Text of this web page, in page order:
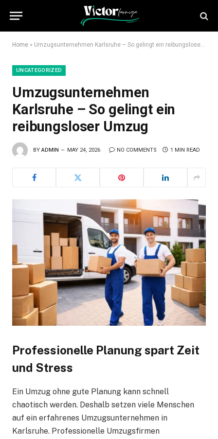
Home » Umzugsunternehmen Karlsruhe – So gelingt ein reibungsloser Umzug
UNCATEGORIZED
Umzugsunternehmen
Karlsruhe – So gelingt ein
reibungsloser Umzug
BY ADMIN MAY 24, 2026 NO COMMENTS 1 MIN READ
Professionelle Planung spart Zeit
und Stress
Ein Umzug ohne gute Planung kann schnell
chaotisch werden. Deshalb setzen viele Menschen
auf ein erfahrenes Umzugsunternehmen in
Karlsruhe. Professionelle Umzugsfirmen